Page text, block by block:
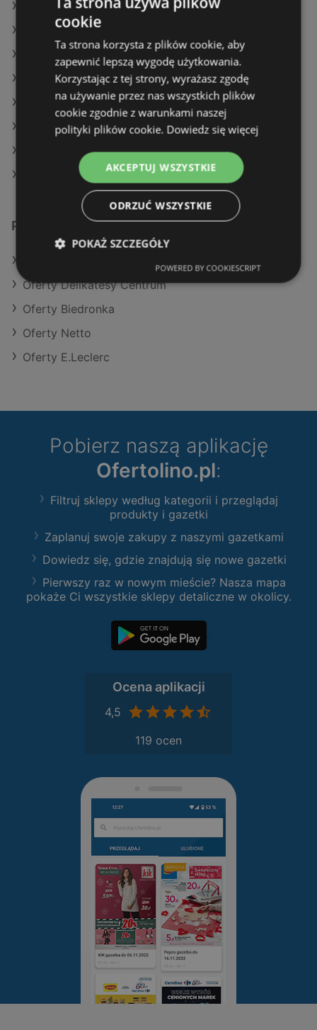
Oferty POLOmarket
Oferty Lidl
Aktualne gazetki Dino
Aktualne gazetki Aldi
Aktualne gazetki Action
Aktualne gazetki Netto
Aktualne gazetki Żabka
Sklepy Eurocash w Kamień Pomorski
Podobne sklepy detaliczne
Oferty Delikatesy Centrum
Oferty Biedronka
Oferty Netto
Oferty E.Leclerc
Pobierz naszą aplikację
Ofertolino.pl:
Filtruj sklepy według kategorii i przeglądaj
produkty i gazetki
Zaplanuj swoje zakupy z naszymi gazetkami
Dowiedz się, gdzie znajdują się nowe gazetki
Pierwszy raz w nowym mieście? Nasza mapa
pokaże Ci wszystkie sklepy detaliczne w okolicy.
Ocena aplikacji
4,5
119 ocen
cookie
Ta strona korzysta z plików cookie, aby
zapewnić lepszą wygodę użytkowania.
Korzystając z tej strony, wyrażasz zgodę
na używanie przez nas wszystkich plików
cookie zgodnie z warunkami naszej
polityki plików cookie. Dowiedz się więcej
AKCEPTUJ WSZYSTKIE
ODRZUĆ WSZYSTKIE
POKAŻ SZCZEGÓŁY
POWERED BY COOKIESCRIPT